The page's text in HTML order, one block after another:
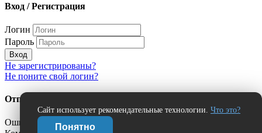
Сайт использует рекомендательные технологии. Что это?
Понятно
Вход / Регистрация
Логин
Пароль
Вход
Не зарегистрированы?
Не поните свой логин?
Отправить сообщение об ошибке?
Ошибка: